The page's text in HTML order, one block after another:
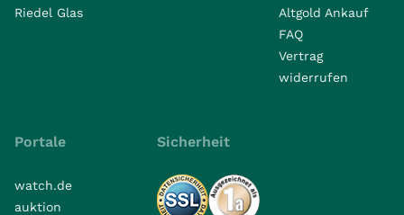
Riedel Glas
Altgold Ankauf
FAQ
Vertrag
widerrufen
Portale
watch.de
auktion
Sicherheit